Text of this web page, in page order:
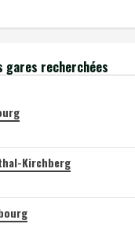
gares recherchées
Kirchberg